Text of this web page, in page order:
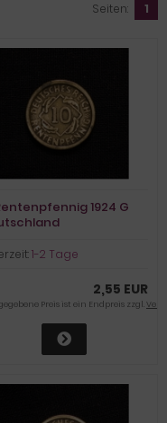
Seiten: 1
1924 G
1-2 Tage
2,55 EUR
Preis ist ein Endpreis zzgl.